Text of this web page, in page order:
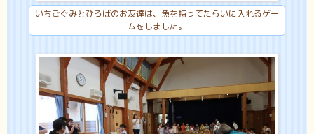
いちごぐみとひろばのお友達は、魚を持ってたらいに入れるゲー
ムをしました。